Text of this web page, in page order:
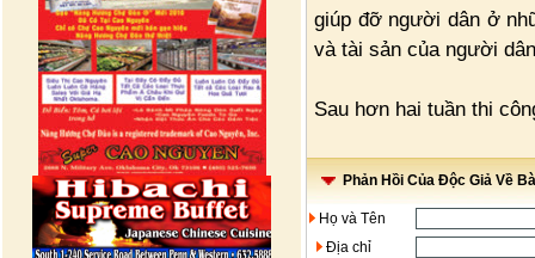
giúp đỡ người dân ở
và tài sản của người
Sau hơn hai tuần thi
Phản Hồi Của Độc Giả Về
Họ và Tên
Địa chỉ